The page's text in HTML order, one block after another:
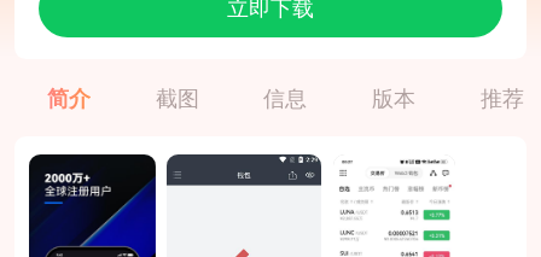
立即下载
简介 截图 信息 版本 推荐